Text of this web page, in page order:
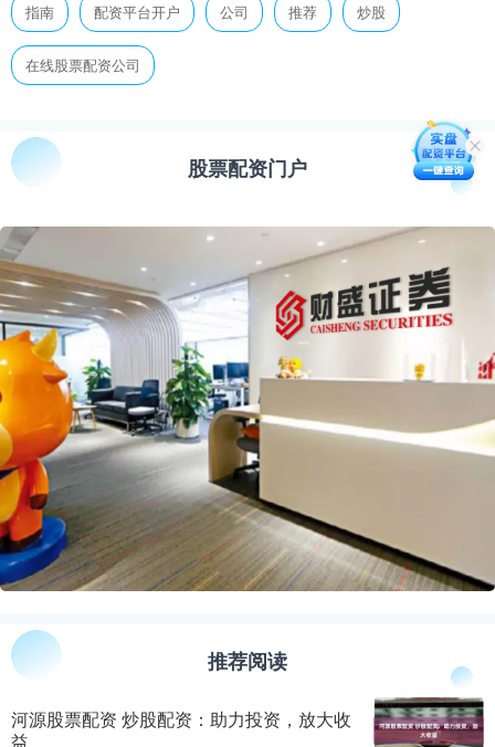
指南 配资平台开户 公司 推荐 炒股
在线股票配资公司
股票配资门户
推荐阅读
河源股票配资 炒股配资：助力投资，放大收
益